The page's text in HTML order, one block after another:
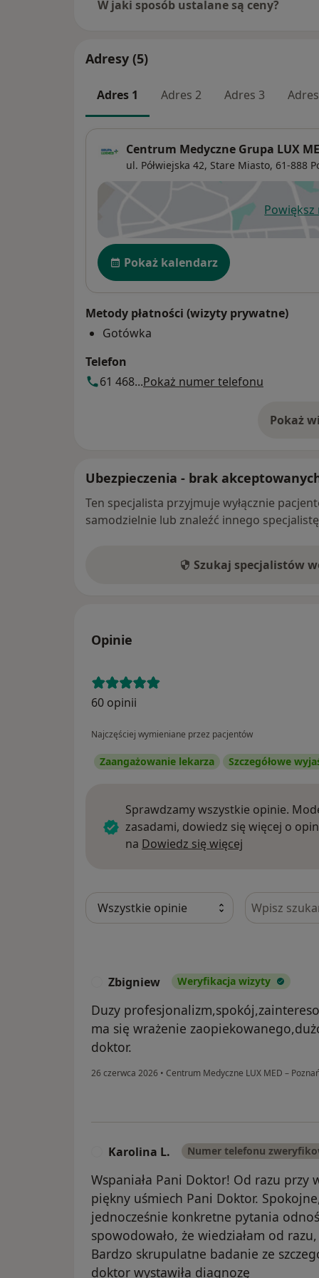
W jaki sposób ustalane są ceny?
Adresy (5)
Adres 1 Adres 2 Adres 3
Centrum Medyczne Grupa LUX
ul. Półwiejska 42, Stare Miasto, 61-888
Powiększ
Dostępność
Pokaż kalendarz
Metody płatności (wizyty prywatne)
Gotówka
Telefon
61 468...Pokaż numer telefonu
Pokażo
Ubezpieczenia - brak
Ten specjalista przyjmuje wyłącznie
samodzielnie lub znaleźć innego
Szukaj specjalistów
Opinie
60 opinii
Najczęściej wymieniane przez pacjentów
Zaangażowanie lekarza Szczegółowe
Sprawdzamy wszystkie opinie.
zasadami, dowiedz się więcej o
na Dowiedz się więcej
Szukaj w
Zbigniew Weryfikacja wizyty
Duzy
ma się wrażenie
doktor.
26 czerwca 2026 • Centrum Medyczne LUX MED –
Karolina L. Numer telefonu
Wspaniała Pani Doktor! Od razu przy
piękny uśmiech Pani Doktor.
jednocześnie konkretne pytania
spowodowało, że wiedziałam od
Bardzo skrupulatne badanie ze
doktor wystawiła diagnozę